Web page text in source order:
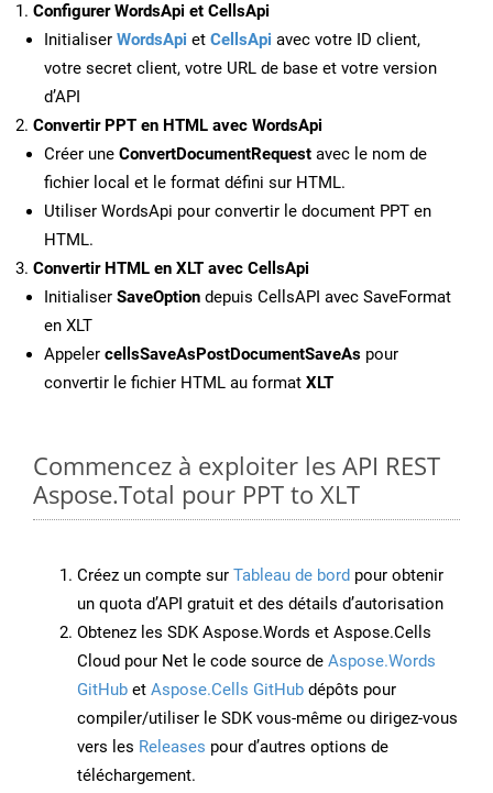
Configurer WordsApi et CellsApi
Initialiser WordsApi et CellsApi avec votre ID client,
votre secret client, votre URL de base et votre version
d’API
Convertir PPT en HTML avec WordsApi
Créer une ConvertDocumentRequest avec le nom de
fichier local et le format défini sur HTML.
Utiliser WordsApi pour convertir le document PPT en
HTML.
Convertir HTML en XLT avec CellsApi
Initialiser SaveOption depuis CellsAPI avec SaveFormat
en XLT
Appeler cellsSaveAsPostDocumentSaveAs pour
convertir le fichier HTML au format XLT
Commencez à exploiter les API REST
Aspose.Total pour PPT to XLT
Créez un compte sur Tableau de bord pour obtenir
un quota d’API gratuit et des détails d’autorisation
Obtenez les SDK Aspose.Words et Aspose.Cells
Cloud pour Net le code source de Aspose.Words
GitHub et Aspose.Cells GitHub dépôts pour
compiler/utiliser le SDK vous-même ou dirigez-vous
vers les Releases pour d’autres options de
téléchargement.